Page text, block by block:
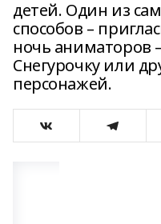
детей. Один из
способов –
ночь аниматоров
Снегурочку или
персонажей.